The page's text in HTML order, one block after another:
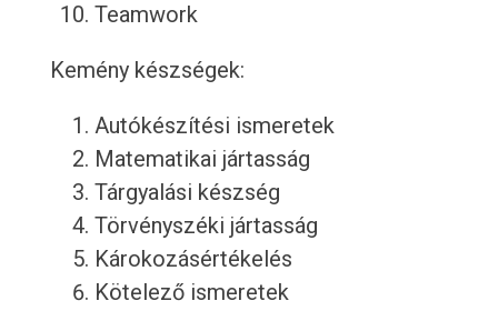
Teamwork
Kemény készségek:
Autókészítési ismeretek
Matematikai jártasság
Tárgyalási készség
Törvényszéki jártasság
Károkozásértékelés
Kötelező ismeretek